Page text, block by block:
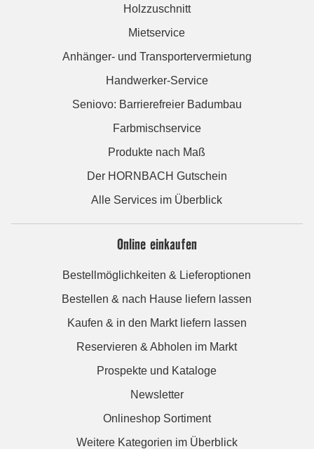
Holzzuschnitt
Mietservice
Anhänger- und Transportervermietung
Handwerker-Service
Seniovo: Barrierefreier Badumbau
Farbmischservice
Produkte nach Maß
Der HORNBACH Gutschein
Alle Services im Überblick
Online einkaufen
Bestellmöglichkeiten & Lieferoptionen
Bestellen & nach Hause liefern lassen
Kaufen & in den Markt liefern lassen
Reservieren & Abholen im Markt
Prospekte und Kataloge
Newsletter
Onlineshop Sortiment
Weitere Kategorien im Überblick